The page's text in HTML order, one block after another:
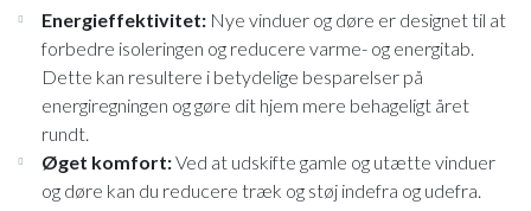
Energieffektivitet: Nye vinduer og døre er designet til at
forbedre isoleringen og reducere varme- og energitab.
Dette kan resultere i betydelige besparelser på
energiregningen og gøre dit hjem mere behageligt året
rundt.
Øget komfort:Ved at udskifte gamle og utætte vinduer
og døre kan du reducere træk og støj indefra og udefra.